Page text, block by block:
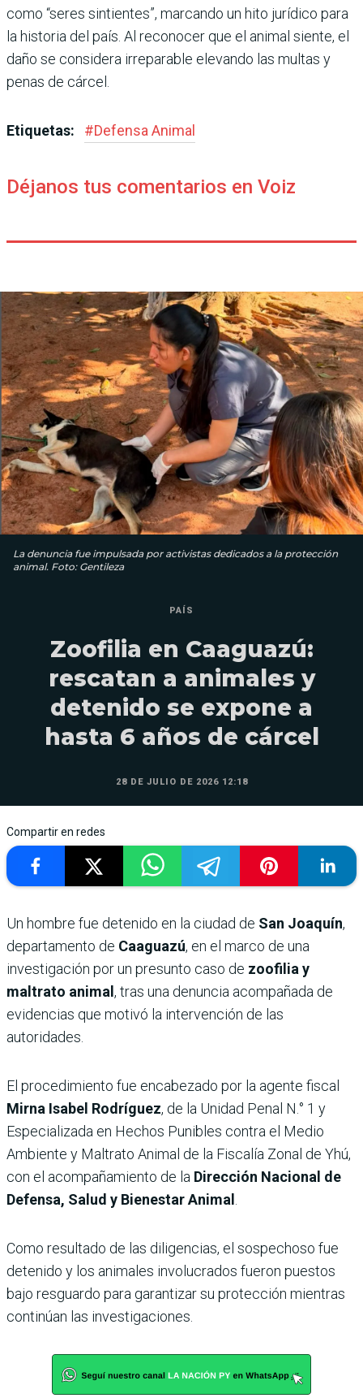
como “seres sintientes”, marcando un hito jurídico para
la historia del país. Al reconocer que el animal siente, el
daño se considera irreparable elevando las multas y
penas de cárcel.
Etiquetas: #Defensa Animal
Déjanos tus comentarios en Voiz
La denuncia fue impulsada por activistas dedicados a la protección
animal. Foto: Gentileza
PAÍS
Zoofilia en Caaguazú:
rescatan a animales y
detenido se expone a
hasta 6 años de cárcel
28 DE JULIO DE 2026 12:18
Compartir en redes
Un hombre fue detenido en la ciudad de San Joaquín,
departamento de Caaguazú, en el marco de una
investigación por un presunto caso de zoofilia y
maltrato animal , tras una denuncia acompañada de
evidencias que motivó la intervención de las
autoridades.
El procedimiento fue encabezado por la agente fiscal
Mirna Isabel Rodríguez, de la Unidad Penal N.° 1 y
Especializada en Hechos Punibles contra el Medio
Ambiente y Maltrato Animal de la Fiscalía Zonal de Yhú,
con el acompañamiento de la Dirección Nacional de
Defensa, Salud y Bienestar Animal
Como resultado de las diligencias, el sospechoso fue
detenido y los animales involucrados fueron puestos
bajo resguardo para garantizar su protección mientras
continúan las investigaciones.